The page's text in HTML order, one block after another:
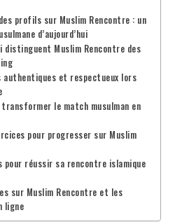
profils sur Muslim Rencontre : un
d’aujourd’hui
Muslim Rencontre des
authentiques et respectueux lors
le match musulman en
pour progresser sur Muslim
pour réussir sa rencontre islamique
sur Muslim Rencontre et les
ligne